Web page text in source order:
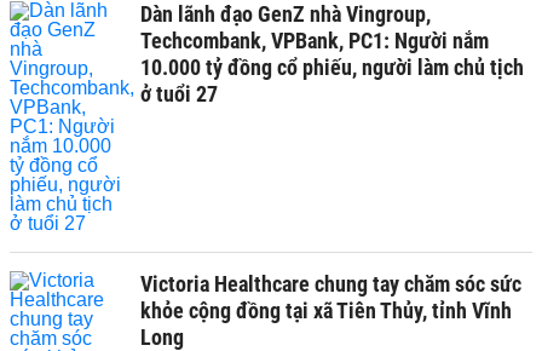
Dàn lãnh đạo GenZ nhà Vingroup,
Techcombank, VPBank, PC1: Người nắm
10.000 tỷ đồng cổ phiếu, người làm chủ tịch
ở tuổi 27
Victoria Healthcare chung tay chăm sóc sức
khỏe cộng đồng tại xã Tiên Thủy, tỉnh Vĩnh
Long